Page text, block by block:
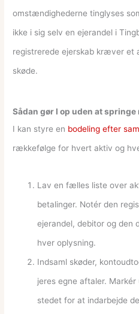
omstændighederne tinglyses
ikke i sig selv en ejerandel i
registrerede ejerskab kræver et
skøde.
Sådan gør I op uden at springe
I kan styre en bodeling efter
rækkefølge for hvert aktiv og
Lav en fælles liste over
betalinger. Notér den
ejerandel, debitor og den
hver oplysning.
Indsaml skøder,
jeres egne aftaler.
stedet for at indarbejde